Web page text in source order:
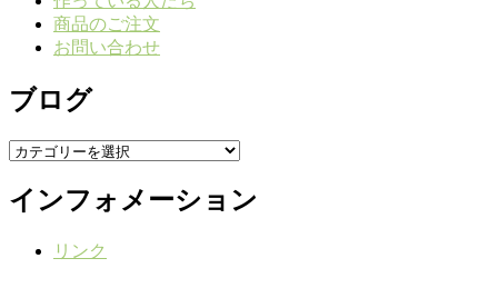
商品のご注文
お問い合わせ
ブログ
ブ
グ
インフォメーション
リンク